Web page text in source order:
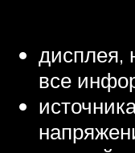
дисплея,
все